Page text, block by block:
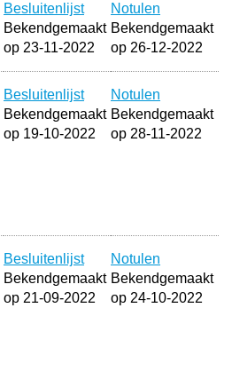
Besluitenlijst
Bekendgemaakt
op 23-11-2022
Notulen
Bekendgemaakt
op 26-12-2022
Besluitenlijst
Bekendgemaakt
op 19-10-2022
Notulen
Bekendgemaakt
op 28-11-2022
Besluitenlijst
Bekendgemaakt
op 21-09-2022
Notulen
Bekendgemaakt
op 24-10-2022